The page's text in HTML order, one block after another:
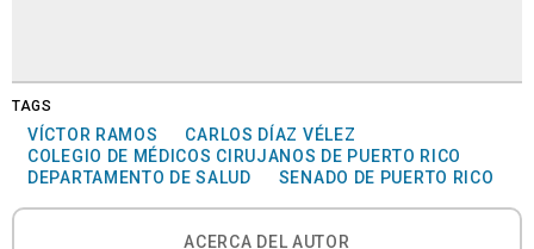
TAGS
VÍCTOR RAMOS
CARLOS DÍAZ VÉLEZ
COLEGIO DE MÉDICOS CIRUJANOS DE PUERTO RICO
DEPARTAMENTO DE SALUD
SENADO DE PUERTO RICO
ACERCA DEL AUTOR